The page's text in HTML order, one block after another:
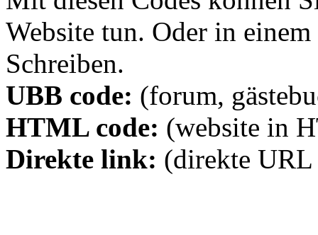
Website tun. Oder in
Schreiben.
UBB code: (forum,
HTML code: (website in
Direkte link: (direkte